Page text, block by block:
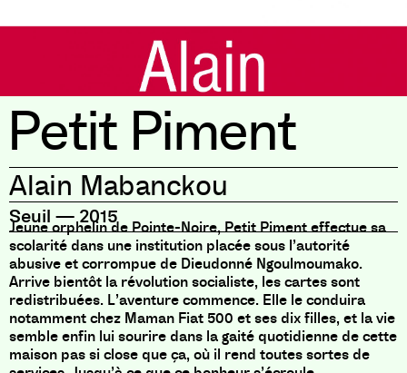
Petit Piment
Alain Mabanckou
Seuil —2015
Jeune orphelin de Pointe-Noire, Petit Piment effectue sa
scolarité dans une institution placée sous l’autorité
abusive et corrompue de Dieudonné Ngoulmoumako.
Arrive bientôt la révolution socialiste, les cartes sont
redistribuées. L’aventure commence. Elle le conduira
notamment chez Maman Fiat 500 et ses dix filles, et la vie
semble enfin lui sourire dans la gaité quotidienne de cette
maison pas si close que ça, où il rend toutes sortes de